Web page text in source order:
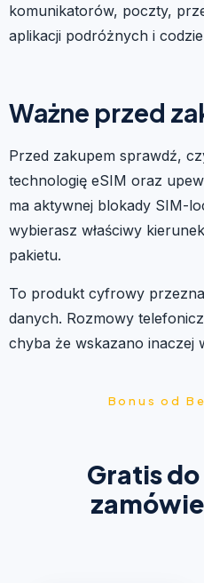
komunikatorów, poczty,
aplikacji podróżnych i
Ważne przed
Przed zakupem sprawdź,
technologię eSIM oraz
ma aktywnej blokady SIM-
wybierasz właściwy
pakietu.
To produkt cyfrowy
danych. Rozmowy
chyba że wskazano inaczej
Bonus od
Gratis